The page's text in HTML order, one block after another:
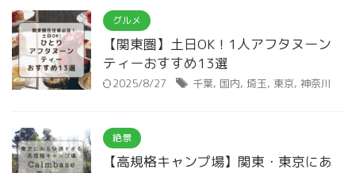
グルメ
【関東圏】土日OK！1人アフタヌーン
ティーおすすめ13選
2025/8/27 千葉, 国内, 埼玉, 東京, 神奈川
絶景
【高規格キャンプ場】関東・東京にあ